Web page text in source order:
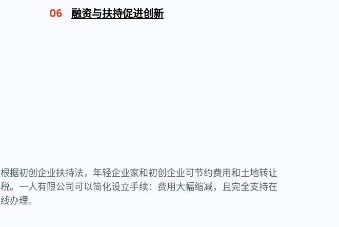
06 融资与扶持促进创新
根据初创企业扶持法，年轻企业家和初创企业可节约费用和土地转让
税。一人有限公司可以简化设立手续：费用大幅缩减，且完全支持在
线办理。